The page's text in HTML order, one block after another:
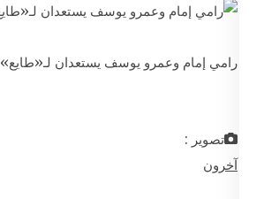
رامي إمام وعمرو يوسف يستعدان لـ«طايع»
تصوير :
آخرون